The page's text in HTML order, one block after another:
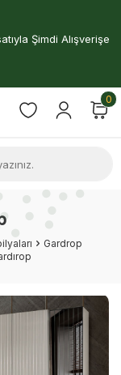
Şimdi Alışverişe
0
Gardrop